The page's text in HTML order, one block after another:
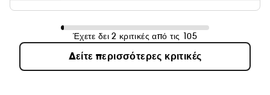
Έχετε δει 2 κριτικές από τις 105
Δείτε περισσότερες κριτικές